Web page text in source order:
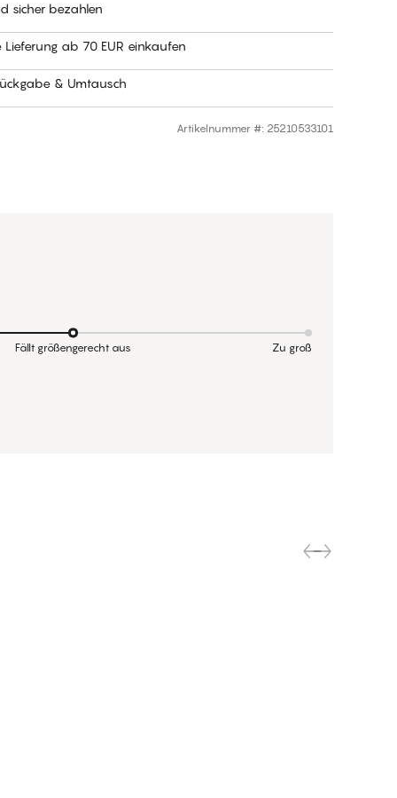
sicher bezahlen
Lieferung ab 70 EUR einkaufen
& Umtausch
Artikelnummer #: 25210533101
Fällt größengerecht aus Zu groß